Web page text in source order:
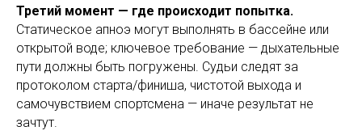
Третий момент — где происходит попытка.
Статическое апноэ могут выполнять в бассейне или
открытой воде; ключевое требование — дыхательные
пути должны быть погружены. Судьи следят за
протоколом старта/финиша, чистотой выхода и
самочувствием спортсмена — иначе результат не
зачтут.